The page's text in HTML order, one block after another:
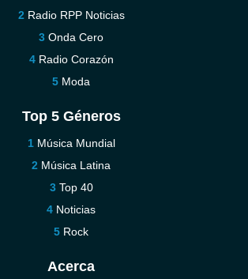
Radio RPP Noticias
Onda Cero
Radio Corazón
Moda
Top 5 Géneros
Música Mundial
Música Latina
Top 40
Noticias
Rock
Acerca